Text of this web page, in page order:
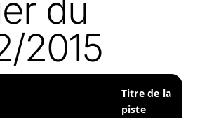
du
2015
Titre de la
piste